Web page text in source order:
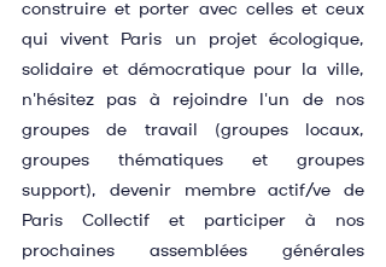
construire et porter avec celles et ceux
qui vivent Paris un projet écologique,
solidaire et démocratique pour la ville,
n'hésitez pas à rejoindre l'un de nos
groupes de travail (groupes locaux,
groupes thématiques et groupes
support), devenir membre actif/ve de
Paris Collectif et participer à nos
prochaines assemblées générales